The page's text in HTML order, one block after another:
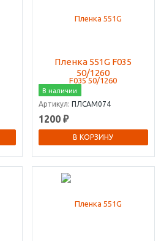
Пленка 551G F035
50/1260
В наличии
Артикул: ПЛСАМ074
1200 ₽
В КОРЗИНУ